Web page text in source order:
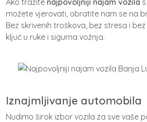
možete vjerovati, obratite nam se na
Bez skrivenih troškova, bez stresa i
ključ u ruke i sigurna vožnja.
Iznajmljivanje automobila
Nudimo širok izbor vozila za sve vaše